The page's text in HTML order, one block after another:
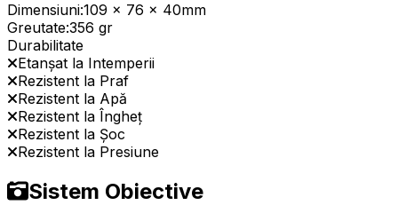
Dimensiuni:109 x 76 x 40mm
Greutate:356 gr
Durabilitate
Etanșat la Intemperii
Rezistent la Praf
Rezistent la Apă
Rezistent la Îngheț
Rezistent la Șoc
Rezistent la Presiune
Sistem Obiective